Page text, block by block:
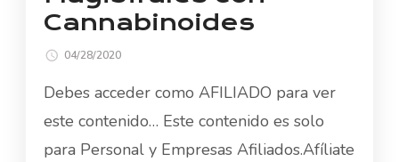
Cannabinoides
04/28/2020
Debes acceder como AFILIADO para ver
este contenido… Este contenido es solo
para Personal y Empresas Afiliados.Afíliate